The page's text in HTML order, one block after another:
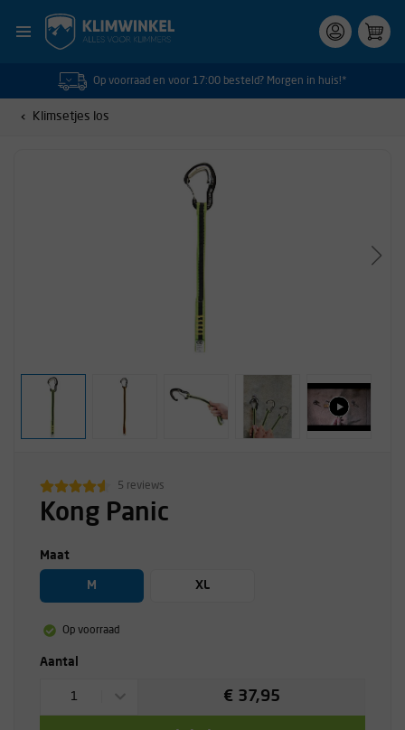
Op voorraad en voor 17:00 besteld? Morgen in huis!*
Klimsetjes los
5 reviews
Kong Panic
Maat
M XL
Op voorraad
Aantal
1 € 37,95